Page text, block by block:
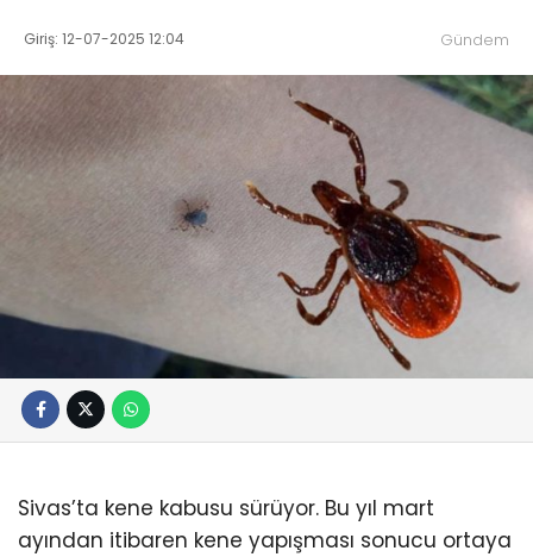
Giriş: 12-07-2025 12:04 Gündem
Sivas’ta kene kabusu sürüyor. Bu yıl mart
ayından itibaren kene yapışması sonucu ortaya